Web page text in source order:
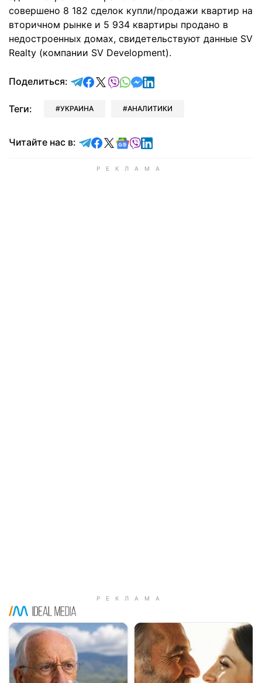
совершено 8 182 сделок купли/продажи квартир на
вторичном рынке и 5 934 квартиры продано в
недостроенных домах, свидетельствуют данные SV
Realty (компании SV Development).
Поделиться: отправить в Telegram
поделиться в Facebook
поделиться в X
отправить в Viber
отправить в Whatsapp
отправить в Messenger
отправить в LinkedIn
Теги: УКРАИНА АНАЛИТИКИ
Читайте нас в: Читайте в Telegram
Читайте в Facebook
Читайте в X
Читайте в Google news
Читайте в Viber
Читайте в LinkedIn